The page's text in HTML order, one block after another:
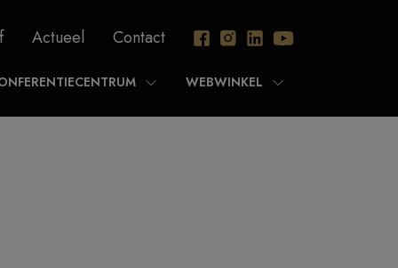
Actueel Contact
WEBWINKEL